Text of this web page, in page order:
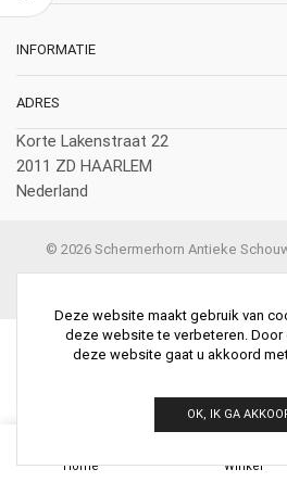
INFORMATIE
ADRES
Korte Lakenstraat 22
2011 ZD HAARLEM
Nederland
© 2026 Schermerhorn Antieke
Home Winkel
Deze website maakt gebruik van
deze website te verbeteren. Door
deze website gaat u akkoord
OK, IK GA